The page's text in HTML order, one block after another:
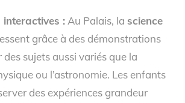
interactives :Au Palais, la science
grâce à des démonstrations
des sujets aussi variés que la
ou l’astronomie. Les enfants
des expériences grandeur